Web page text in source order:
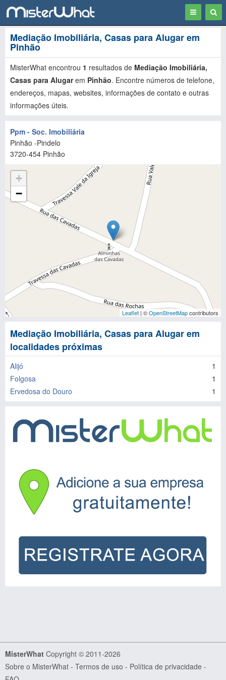
Toggle
navigation
Mediação Imobiliária, Casas para Alugar em
Pinhão
MisterWhat encontrou 1 resultados de Mediação Imobiliária,
Casas para Alugarem Pinhão. Encontre números de telefone,
endereços, mapas, websites, informações de contato e outras
informações úteis.
Ppm - Soc. Imobiliária
Pinhão -Pindelo
3720-454 Pinhão
+
−
Leaflet | ©OpenStreetMapcontributors
Mediação Imobiliária, Casas para Alugar em
localidades próximas
Alijó
1
Folgosa
1
Ervedosa do Douro
1
MisterWhat Copyright © 2011-2026
Sobre o MisterWhat - Termos de uso - Política de privacidade -